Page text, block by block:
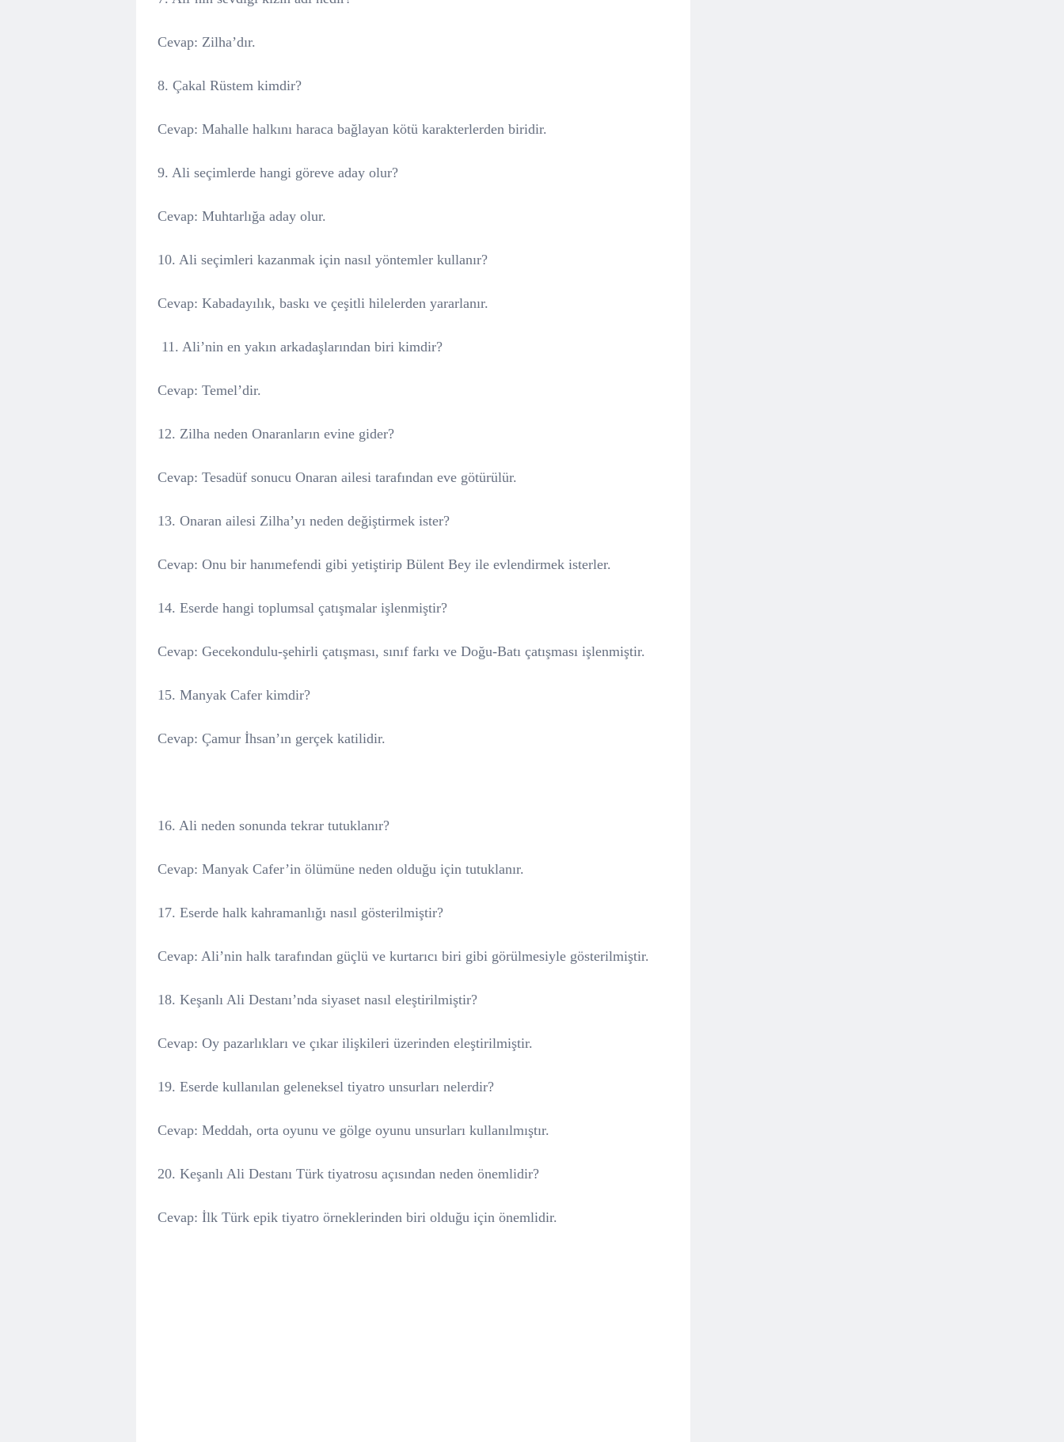
Cevap: Zilha’dır.
8. Çakal Rüstem kimdir?
Cevap: Mahalle halkını haraca bağlayan kötü karakterlerden biridir.
9. Ali seçimlerde hangi göreve aday olur?
Cevap: Muhtarlığa aday olur.
10. Ali seçimleri kazanmak için nasıl yöntemler kullanır?
Cevap: Kabadayılık, baskı ve çeşitli hilelerden yararlanır.
11. Ali’nin en yakın arkadaşlarından biri kimdir?
Cevap: Temel’dir.
12. Zilha neden Onaranların evine gider?
Cevap: Tesadüf sonucu Onaran ailesi tarafından eve götürülür.
13. Onaran ailesi Zilha’yı neden değiştirmek ister?
Cevap: Onu bir hanımefendi gibi yetiştirip Bülent Bey ile evlendirmek isterler.
14. Eserde hangi toplumsal çatışmalar işlenmiştir?
Cevap: Gecekondulu-şehirli çatışması, sınıf farkı ve Doğu-Batı çatışması işlenmiştir.
15. Manyak Cafer kimdir?
Cevap: Çamur İhsan’ın gerçek katilidir.
16. Ali neden sonunda tekrar tutuklanır?
Cevap: Manyak Cafer’in ölümüne neden olduğu için tutuklanır.
17. Eserde halk kahramanlığı nasıl gösterilmiştir?
Cevap: Ali’nin halk tarafından güçlü ve kurtarıcı biri gibi görülmesiyle gösterilmiştir.
18. Keşanlı Ali Destanı’nda siyaset nasıl eleştirilmiştir?
Cevap: Oy pazarlıkları ve çıkar ilişkileri üzerinden eleştirilmiştir.
19. Eserde kullanılan geleneksel tiyatro unsurları nelerdir?
Cevap: Meddah, orta oyunu ve gölge oyunu unsurları kullanılmıştır.
20. Keşanlı Ali Destanı Türk tiyatrosu açısından neden önemlidir?
Cevap: İlk Türk epik tiyatro örneklerinden biri olduğu için önemlidir.